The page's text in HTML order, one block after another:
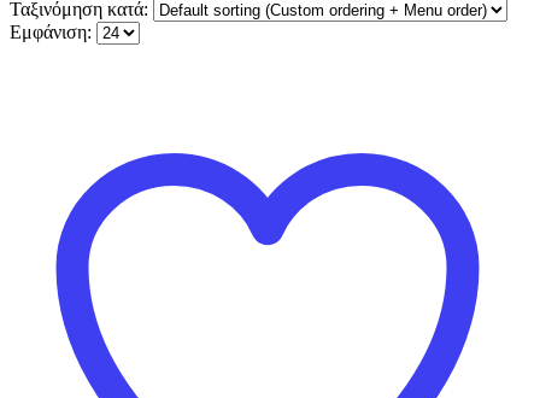
Ταξινόμηση κατά:
Εμφάνιση: